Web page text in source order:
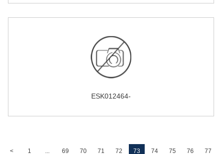
ESK012464-
< 1 69 70 71 72 73 74 75 76 77